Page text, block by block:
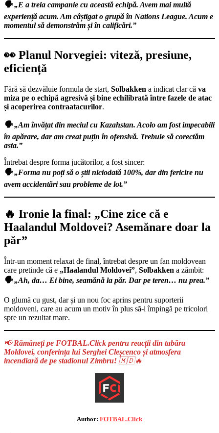
🗣️ „E a treia campanie cu această echipă. Avem mai multă
experiență acum. Am câștigat o grupă în Nations League. Acum e
momentul să demonstrăm și în calificări.”
👀 Planul Norvegiei: viteză, presiune,
eficiență
Fără să dezvăluie formula de start, Solbakken a indicat clar că va
miza pe o echipă agresivă și bine echilibrată între fazele de atac
și acoperirea contraatacurilor.
🗣️ „Am învățat din meciul cu Kazahstan. Acolo am fost impecabili
în apărare, dar am creat puțin în ofensivă. Trebuie să corectăm
asta.”
Întrebat despre forma jucătorilor, a fost sincer:
🗣️ „Forma nu poți să o știi niciodată 100%, dar din fericire nu
avem accidentări sau probleme de lot.”
🔥 Ironie la final: „Cine zice că e
Haalandul Moldovei? Asemănare doar la
păr”
Într-un moment relaxat de final, întrebat despre un fan moldovean
care pretinde că e „Haalandul Moldovei”, Solbakken a zâmbit:
🗣️ „Ah, da… Ei bine, seamănă la păr. Dar pe teren… nu prea.”
O glumă cu gust, dar și un nou foc aprins pentru suporterii
moldoveni, care au acum un motiv în plus să-i împingă pe tricolori
spre un rezultat mare.
📢Rămâneți pe FOTBAL.Click pentru reacții din tabăra
Moldovei, conferința lui Serghei Cleșcenco și atmosfera
incendiară de pe stadionul Zimbru! 🇲🇩🔥
Author: FOTBAL.Click